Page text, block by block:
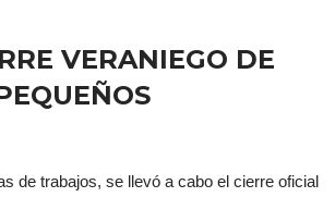
VERANIEGO DE
de trabajos, se llevó a cabo el cierre oficial